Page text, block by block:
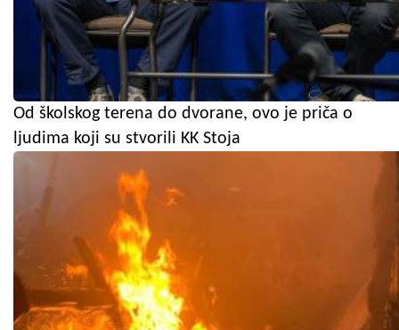
Od školskog terena do dvorane, ovo je priča o
ljudima koji su stvorili KK Stoja